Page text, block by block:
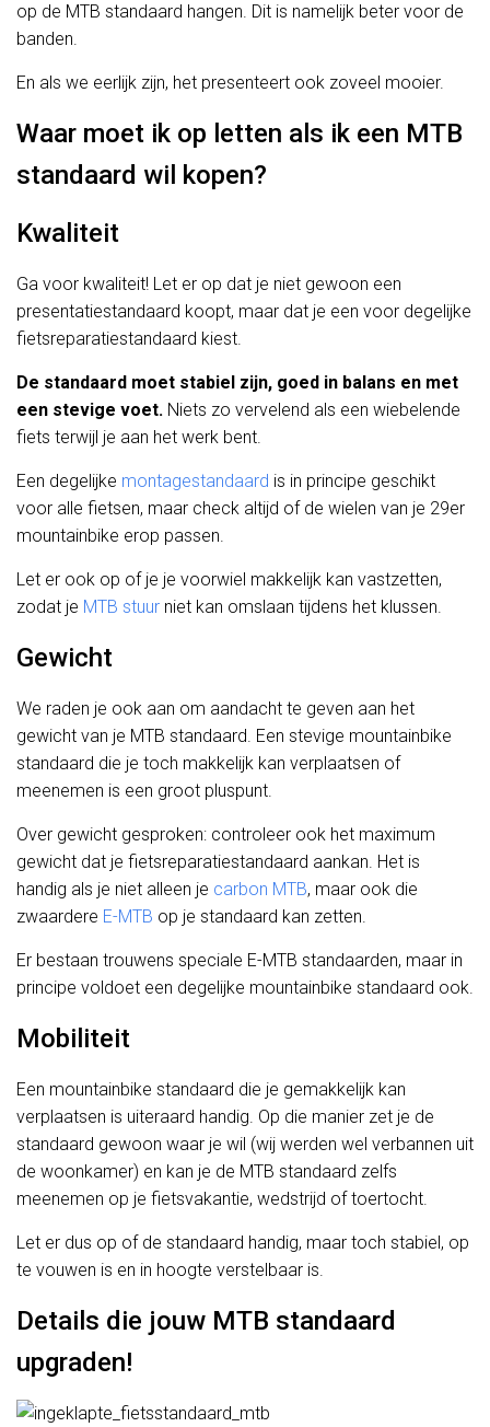
op de MTB standaard hangen. Dit is namelijk beter voor de
banden.
En als we eerlijk zijn, het presenteert ook zoveel mooier.
Waar moet ik op letten als ik een MTB
standaard wil kopen?
Kwaliteit
Ga voor kwaliteit! Let er op dat je niet gewoon een
presentatiestandaard koopt, maar dat je een voor degelijke
fietsreparatiestandaard kiest.
De standaard moet stabiel zijn, goed in balans en met
een stevige voet. Niets zo vervelend als een wiebelende
fiets terwijl je aan het werk bent.
Een degelijke montagestandaard is in principe geschikt
voor alle fietsen, maar check altijd of de wielen van je 29er
mountainbike erop passen.
Let er ook op of je je voorwiel makkelijk kan vastzetten,
zodat je MTB stuur niet kan omslaan tijdens het klussen.
Gewicht
We raden je ook aan om aandacht te geven aan het
gewicht van je MTB standaard. Een stevige mountainbike
standaard die je toch makkelijk kan verplaatsen of
meenemen is een groot pluspunt.
Over gewicht gesproken: controleer ook het maximum
gewicht dat je fietsreparatiestandaard aankan. Het is
handig als je niet alleen je carbon MTB, maar ook die
zwaardere E-MTB op je standaard kan zetten.
Er bestaan trouwens speciale E-MTB standaarden, maar in
principe voldoet een degelijke mountainbike standaard ook.
Mobiliteit
Een mountainbike standaard die je gemakkelijk kan
verplaatsen is uiteraard handig. Op die manier zet je de
standaard gewoon waar je wil (wij werden wel verbannen uit
de woonkamer) en kan je de MTB standaard zelfs
meenemen op je fietsvakantie, wedstrijd of toertocht.
Let er dus op of de standaard handig, maar toch stabiel, op
te vouwen is en in hoogte verstelbaar is.
Details die jouw MTB standaard
upgraden!